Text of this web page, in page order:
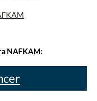
NAFKAM: